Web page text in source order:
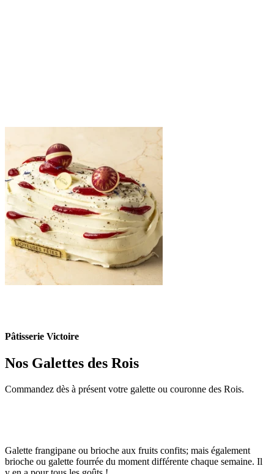
Pâtisserie Victoire
Nos Galettes des Rois
Commandez dès à présent votre galette ou couronne des Rois.
Galette frangipane ou brioche aux fruits confits; mais également
brioche ou galette fourrée du moment différente chaque semaine. Il